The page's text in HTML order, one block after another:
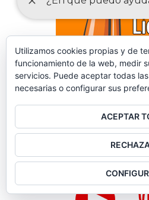
DECLARACIONES
Utilizamos cookies propias y de
funcionamiento de la web, medir
servicios. Puede aceptar todas
necesarias o configurar sus
ACEPTAR